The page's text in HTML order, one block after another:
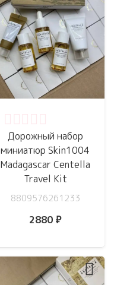
Дорожный набор
миниатюр Skin1004
Madagascar Centella
Travel Kit
8809576261233
2880 ₽